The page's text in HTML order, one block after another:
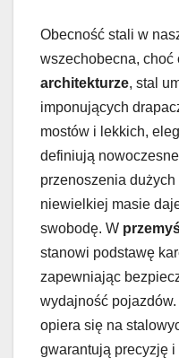
Obecność stali w
wszechobecna, choć
architekturze, stal
imponujących
mostów i lekkich,
definiują
przenoszenia
niewielkiej masie
swobodę. W
stanowi podstawę
zapewniając
wydajność
opiera się na
gwarantują precyzję